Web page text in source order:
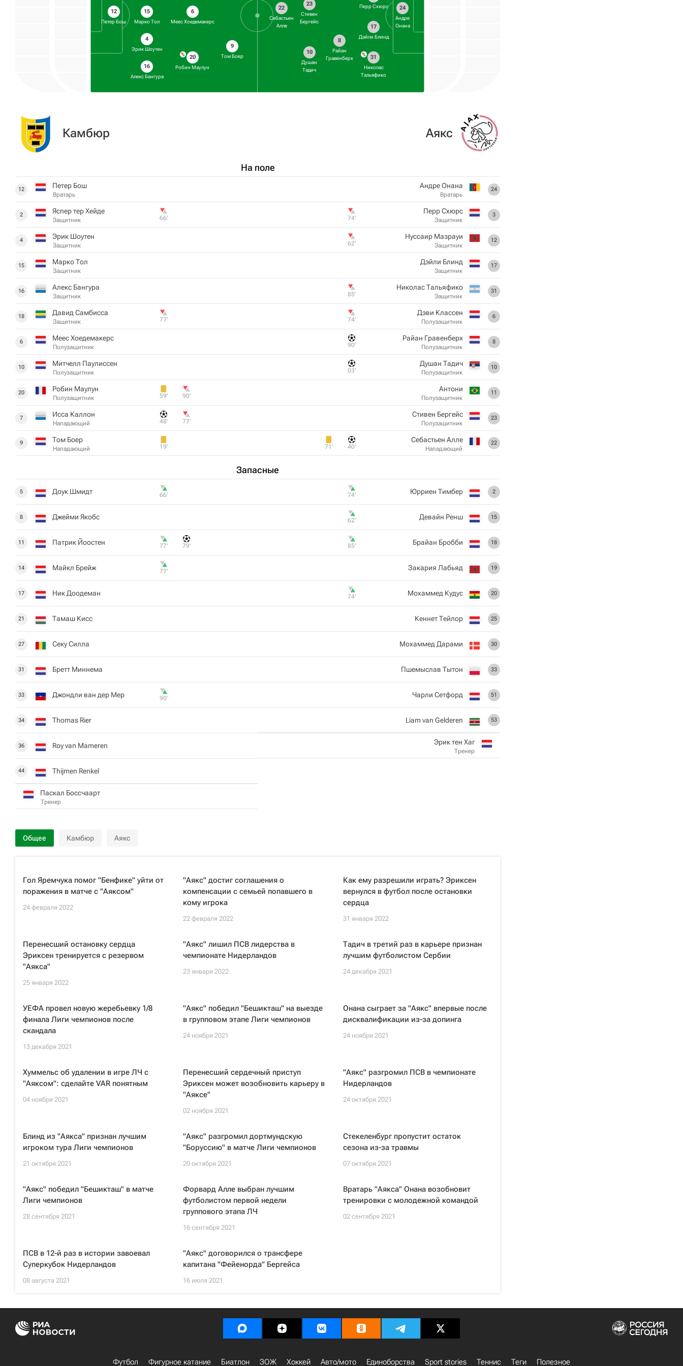
12
Петер Бош
15
Марко Тол
4
Эрик Шоутен
16
Алекс Бангура
6
Меес Хоедемакерс
20
Робин Маулун
9
Том Боер
24
Андре
Онана
Перр Схюрс
17
Дэйли Блинд
31
Николас
Тальяфико
8
Райан
Гравенберх
23
Стивен
Бергейс
10
Душан
Тадич
22
Себастьен
Алле
Камбюр
На поле
12 Петер Бош
Вратарь
2 Яспер тер Хейде
Защитник 66‎’‎
4 Эрик Шоутен
Защитник
15 Марко Тол
Защитник
16 Алекс Бангура
Защитник
18 Давид Самбисса
Защитник 77‎’‎
6 Меес Хоедемакерс
Полузащитник
10 Митчелл Паулиссен
Полузащитник
20 Робин Маулун
Полузащитник 59‎’‎ 90‎’‎
7 Исса Каллон
Нападающий 48‎’‎ 77‎’‎
9 Том Боер
Нападающий 19‎’‎
Запасные
5 Доук Шмидт 66‎’‎
8 Джейми Якобс
11 Патрик Йоостен 77‎’‎ 79‎’‎
14 Майкл Брейж 77‎’‎
17 Ник Доодеман
21 Тамаш Кисс
27 Секу Силла
31 Бретт Миннема
33 Джондли ван дер Мер 90‎’‎
34 Thomas Rier
36 Roy van Mameren
44 Thijmen Renkel
Паскал Боссчаарт
Тренер
Аякс
24
Андре Онана
Вратарь
3
Перр Схюрс
Защитник
74‎’‎
12
Нуссаир Мазрауи
Защитник
62‎’‎
17
Дэйли Блинд
Защитник
31
Николас Тальяфико
Защитник
85‎’‎
6
Дэви Классен
Полузащитник
74‎’‎
8
Райан Гравенберх
Полузащитник
90‎’‎
10
Душан Тадич
Полузащитник
03‎’‎
11
Антони
Полузащитник
23
Стивен Бергейс
Полузащитник
22
Себастьен Алле
Нападающий
40‎’‎
71‎’‎
2
Юрриен Тимбер
74‎’‎
15
Девайн Ренш
62‎’‎
18
Брайан Бробби
85‎’‎
19
Закария Лабьяд
20
Мохаммед Кудус
74‎’‎
25
Кеннет Тейлор
30
Мохаммед Дарами
33
Пшемыслав Тытон
51
Чарли Сетфорд
53
Liam van Gelderen
Эрик тен Хаг
Тренер
Общее Камбюр Аякс
Гол Яремчука помог "Бенфике" уйти от
поражения в матче с "Аяксом"
24 февраля 2022
"Аякс" достиг соглашения о
компенсации с семьей попавшего в
кому игрока
22 февраля 2022
Как ему разрешили играть? Эриксен
вернулся в футбол после остановки
сердца
31 января 2022
Перенесший остановку сердца
Эриксен тренируется с резервом
"Аякса"
25 января 2022
"Аякс" лишил ПСВ лидерства в
чемпионате Нидерландов
23 января 2022
Тадич в третий раз в карьере признан
лучшим футболистом Сербии
24 декабря 2021
УЕФА провел новую жеребьевку 1/8
финала Лиги чемпионов после
скандала
13 декабря 2021
"Аякс" победил "Бешикташ" на выезде
в групповом этапе Лиги чемпионов
24 ноября 2021
Онана сыграет за "Аякс" впервые после
дисквалификации из-за допинга
24 ноября 2021
Хуммельс об удалении в игре ЛЧ с
"Аяксом": сделайте VAR понятным
04 ноября 2021
Перенесший сердечный приступ
Эриксен может возобновить карьеру в
"Аяксе"
02 ноября 2021
"Аякс" разгромил ПСВ в чемпионате
Нидерландов
24 октября 2021
Блинд из "Аякса" признан лучшим
игроком тура Лиги чемпионов
21 октября 2021
"Аякс" разгромил дортмундскую
"Боруссию" в матче Лиги чемпионов
20 октября 2021
Стекеленбург пропустит остаток
сезона из-за травмы
07 октября 2021
"Аякс" победил "Бешикташ" в матче
Лиги чемпионов
28 сентября 2021
Форвард Алле выбран лучшим
футболистом первой недели
группового этапа ЛЧ
16 сентября 2021
Вратарь "Аякса" Онана возобновит
тренировки с молодежной командой
02 сентября 2021
ПСВ в 12-й раз в истории завоевал
Суперкубок Нидерландов
08 августа 2021
"Аякс" договорился о трансфере
капитана "Фейенорда" Бергейса
16 июля 2021
Футбол Фигурное катание Биатлон ЗОЖ Хоккей Авто/мото Единоборства Sport stories Теннис Теги Полезное